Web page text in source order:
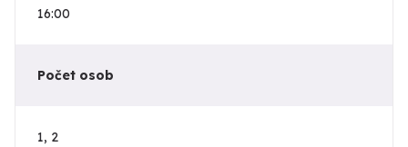
16:00
Počet osob
1, 2